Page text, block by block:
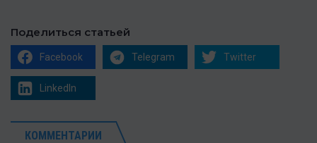
Поделиться статьей
Facebook Telegram Twitter
LinkedIn
КОММЕНТАРИИ